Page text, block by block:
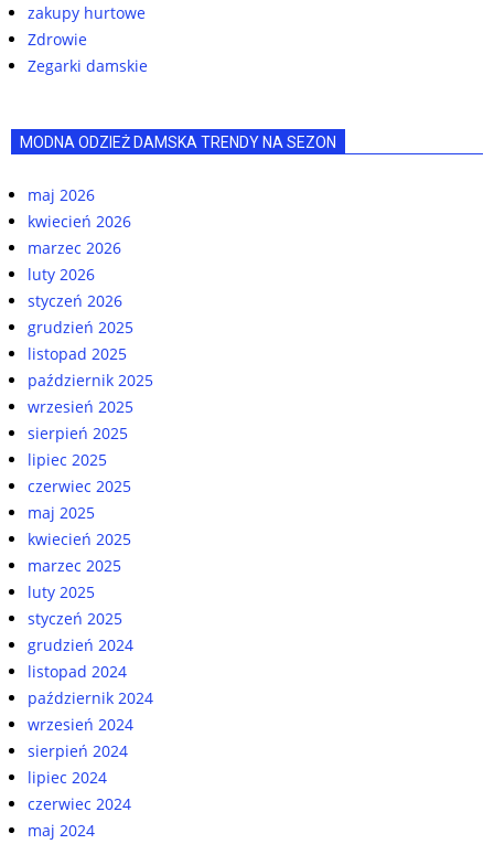
zakupy hurtowe
Zdrowie
Zegarki damskie
MODNA ODZIEŻ DAMSKA TRENDY NA SEZON
maj 2026
kwiecień 2026
marzec 2026
luty 2026
styczeń 2026
grudzień 2025
listopad 2025
październik 2025
wrzesień 2025
sierpień 2025
lipiec 2025
czerwiec 2025
maj 2025
kwiecień 2025
marzec 2025
luty 2025
styczeń 2025
grudzień 2024
listopad 2024
październik 2024
wrzesień 2024
sierpień 2024
lipiec 2024
czerwiec 2024
maj 2024